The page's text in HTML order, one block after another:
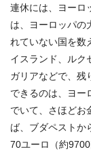
連休には、ヨーロ
は、ヨーロッパの
れていない国を数
イスランド、ルク
ガリアなどで、残
できるのは、ヨー
でいて、さほどお
ば、ブダペストか
70ユーロ（約